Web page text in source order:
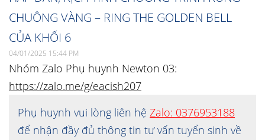
CHUÔNG VÀNG – RING THE GOLDEN BELL
CỦA KHỐI 6
04/01/2025 15:44 PM
Nhóm Zalo Phụ huynh Newton 03:
https://zalo.me/g/eacish207
Phụ huynh vui lòng liên hệ Zalo: 0376953188
để nhận đầy đủ thông tin tư vấn tuyển sinh về